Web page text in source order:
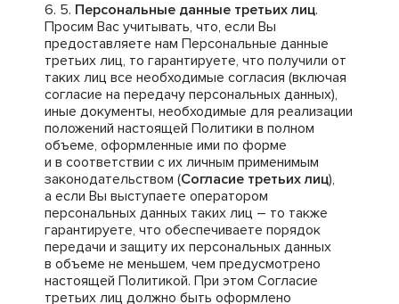
Персональные данные третьих лиц.
Просим Вас учитывать, что, если Вы
предоставляете нам Персональные данные
третьих лиц, то гарантируете, что получили от
таких лиц все необходимые согласия (включая
согласие на передачу персональных данных),
иные документы, необходимые для реализации
положений настоящей Политики в полном
объеме, оформленные ими по форме
и в соответствии с их личным применимым
законодательством (Согласие третьих лиц),
а если Вы выступаете оператором
персональных данных таких лиц – то также
гарантируете, что обеспечиваете порядок
передачи и защиту их персональных данных
в объеме не меньшем, чем предусмотрено
настоящей Политикой. При этом Согласие
третьих лиц должно быть оформлено